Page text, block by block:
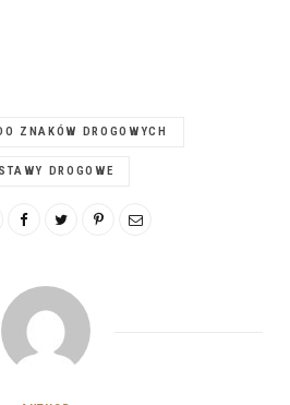
ZNAKÓW DROGOWYCH
DROGOWE